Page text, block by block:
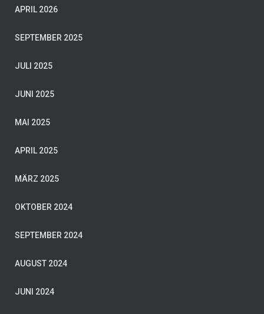
APRIL 2026
SEPTEMBER 2025
JULI 2025
JUNI 2025
MAI 2025
APRIL 2025
MÄRZ 2025
OKTOBER 2024
SEPTEMBER 2024
AUGUST 2024
JUNI 2024